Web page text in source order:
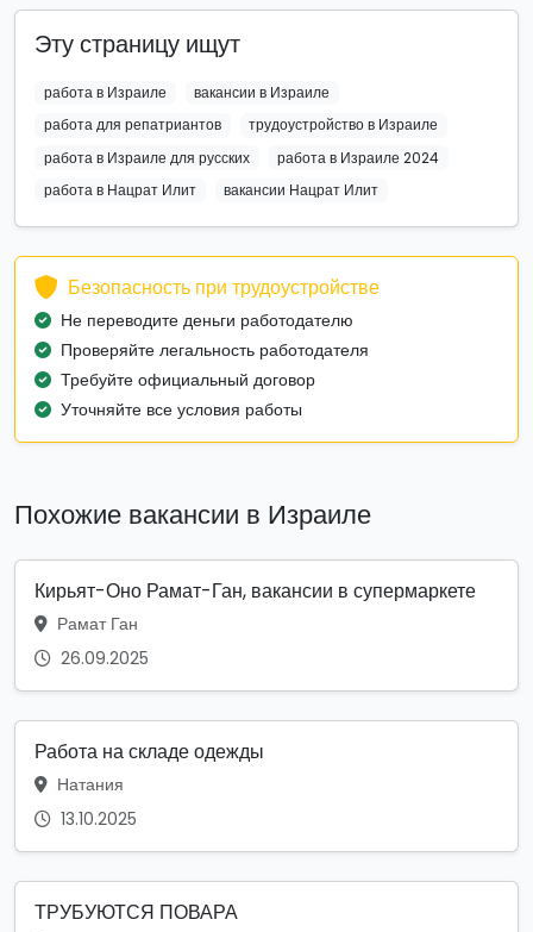
Эту страницу ищут
работа в Израиле
вакансии в Израиле
работа для репатриантов
трудоустройство в Израиле
работа в Израиле для русских
работа в Израиле 2024
работа в Нацрат Илит
вакансии Нацрат Илит
Безопасность при трудоустройстве
Не переводите деньги работодателю
Проверяйте легальность работодателя
Требуйте официальный договор
Уточняйте все условия работы
Похожие вакансии в Израиле
Кирьят-Оно Рамат-Ган, вакансии в супермаркете
Рамат Ган
26.09.2025
Работа на складе одежды
Натания
13.10.2025
ТРУБУЮТСЯ ПОВАРА